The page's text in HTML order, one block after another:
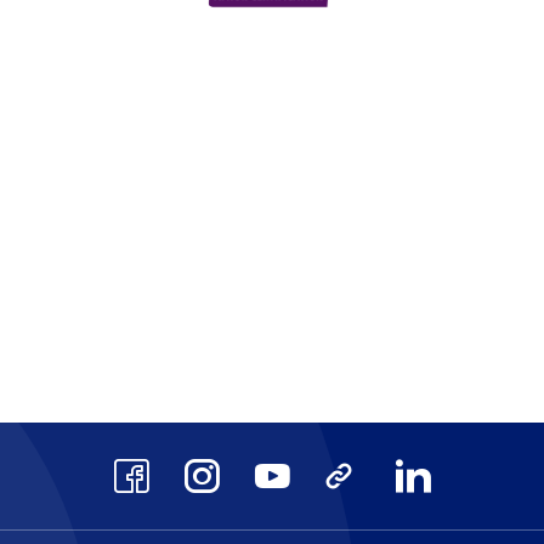
FacebookInstagramYoutube TikTok LinkedIn